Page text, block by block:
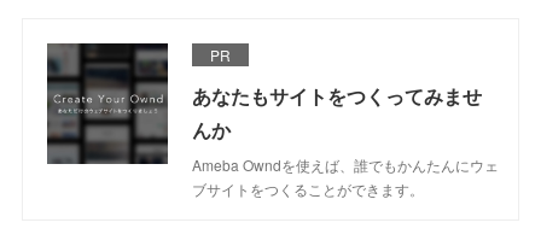
PR
あなたもサイトをつくってみませ
んか
Ameba Owndを使えば、誰でもかんたんにウェ
ブサイトをつくることができます。